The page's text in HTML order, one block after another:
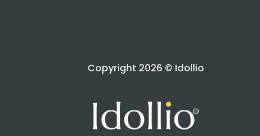
Copyright 2026 © Idollio